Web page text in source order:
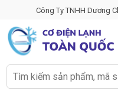
Công Ty TNHH Dương